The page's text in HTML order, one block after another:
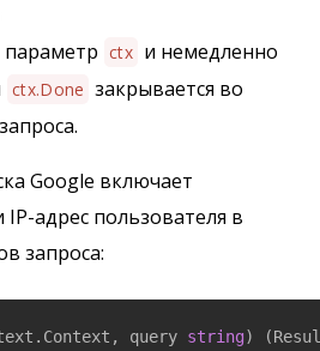
параметр ctx и немедленно
ctx.Done закрывается во
Google включает
адрес пользователя в
запроса:
query string)